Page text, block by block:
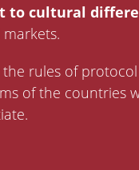
to cultural
the rules of
of the countries